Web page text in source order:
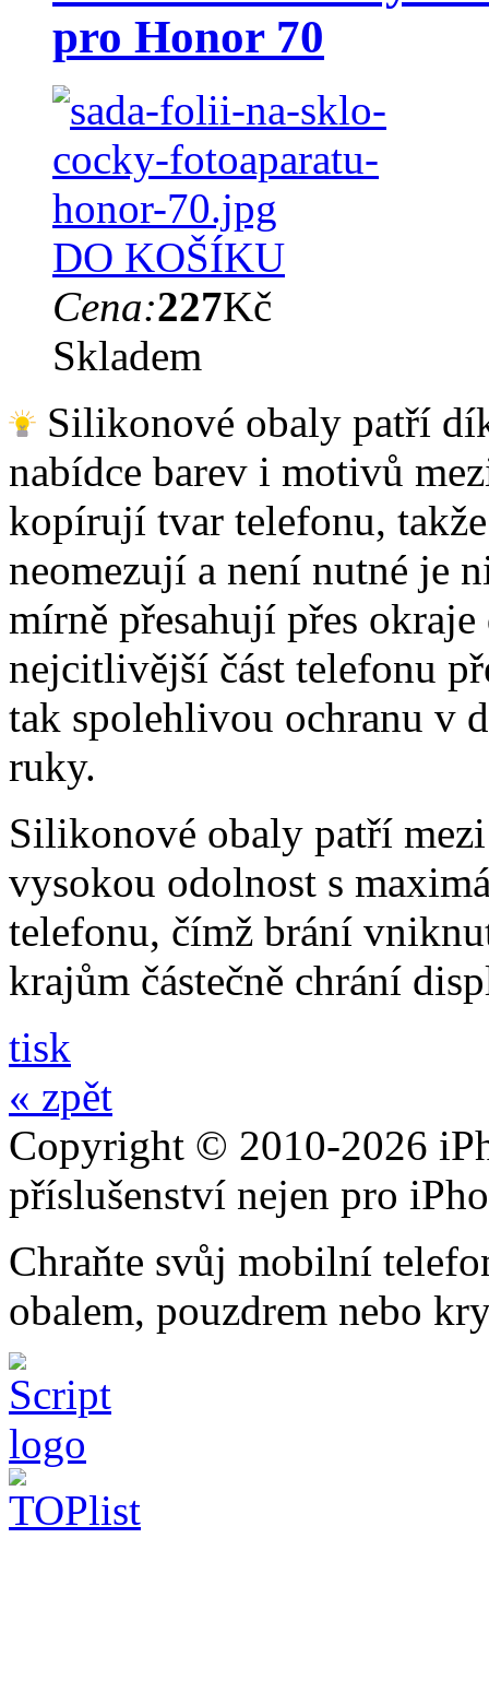
pro Honor 70
DO KOŠÍKU
Cena:227Kč
Skladem
Silikonové obaly patří
nabídce barev i motivů
kopírují tvar telefonu,
neomezují a není nutné je
mírně přesahují přes
nejcitlivější část telefonu
tak spolehlivou ochranu v
ruky.
Silikonové obaly patří
vysokou odolnost s
telefonu, čímž brání
krajům částečně chrání
tisk
« zpět
Copyright © 2010-2026
příslušenství nejen pro
Chraňte svůj mobilní
obalem, pouzdrem nebo